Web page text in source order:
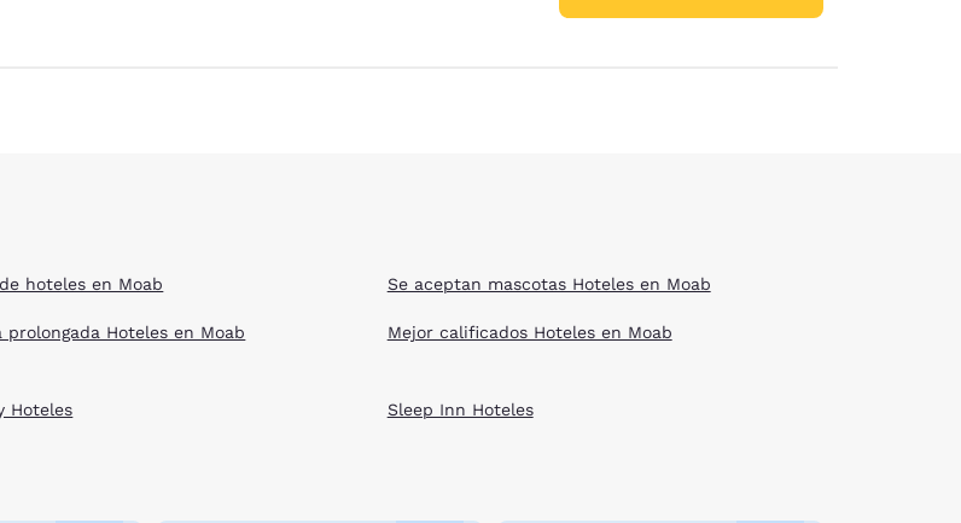
hoteles en Moab
prolongada Hoteles en Moab
Se aceptan mascotas Hoteles en Moab
Mejor calificados Hoteles en Moab
Hoteles Sleep Inn Hoteles